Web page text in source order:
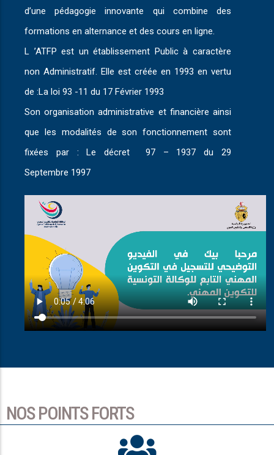
d’une pédagogie innovante qui combine des
formations en alternance et des cours en ligne.
L ’ATFP est un établissement Public à caractère
non Administratif. Elle est créée en 1993 en vertu
de :La loi 93 -11 du 17 Février 1993
Son organisation administrative et financière ainsi
que les modalités de son fonctionnement sont
fixées par : Le décret 97 – 1937 du 29
Septembre 1997
NOS POINTS FORTS